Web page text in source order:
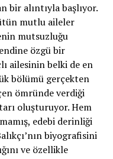
bir alıntıyla başlıyor.
mutlu aileler
mutsuzluğu
özgü bir
ailesinin belki de en
bölümü gerçekten
ömründe verdiği
oluşturuyor. Hem
edebi derinliği
biyografisini
ve özellikle